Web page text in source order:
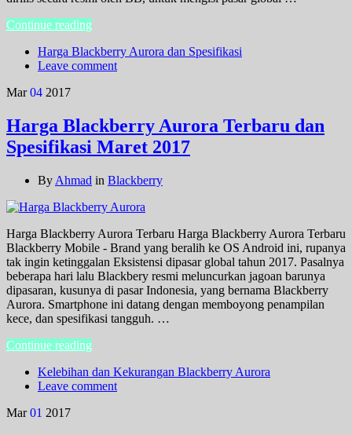
Continue reading
Harga Blackberry Aurora dan Spesifikasi
Leave comment
Mar 04 2017
Harga Blackberry Aurora Terbaru dan
Spesifikasi Maret 2017
By Ahmad in Blackberry
Harga Blackberry Aurora Terbaru Harga Blackberry Aurora Terbaru
Blackberry Mobile - Brand yang beralih ke OS Android ini, rupanya
tak ingin ketinggalan Eksistensi dipasar global tahun 2017. Pasalnya
beberapa hari lalu Blackbery resmi meluncurkan jagoan barunya
dipasaran, kusunya di pasar Indonesia, yang bernama Blackberry
Aurora. Smartphone ini datang dengan memboyong penampilan
kece, dan spesifikasi tangguh. …
Continue reading
Kelebihan dan Kekurangan Blackberry Aurora
Leave comment
Mar 01 2017